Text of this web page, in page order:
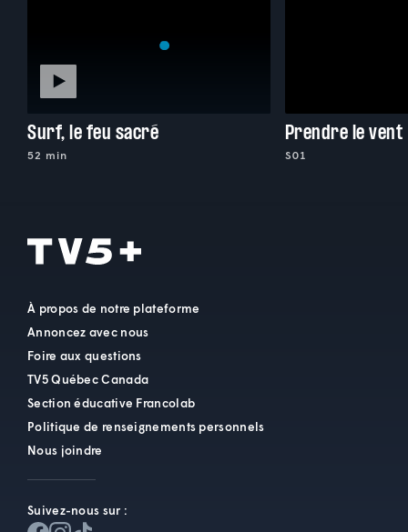
Surf, le feu sacré
52 min
Prendre le vent
S01
À propos de notre plateforme
Annoncez avec nous
Foire aux questions
TV5 Québec Canada
Section éducative Francolab
Politique de renseignements personnels
Nous joindre
Suivez-nous sur :